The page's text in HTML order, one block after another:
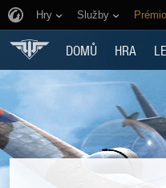
Hry Služby
DOMŮ HRA